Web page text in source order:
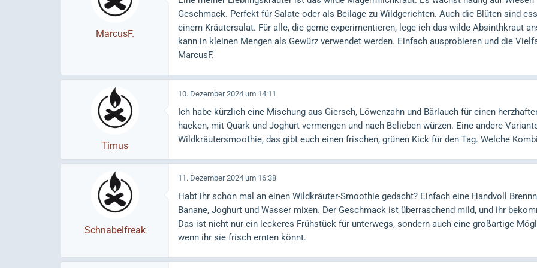
MarcusF.
Geschmack. Perfekt für Salate oder als Beilage zu Wildgerichten. Auch die Blüten sind
einem Kräutersalat. Für alle, die gerne experimentieren, lege ich das wilde Absinthkraut
kann in kleinen Mengen als Gewürz verwendet werden. Einfach ausprobieren und die
MarcusF.
Timus
10. Dezember 2024 um 14:11
Ich habe kürzlich eine Mischung aus Giersch, Löwenzahn und Bärlauch für einen
hacken, mit Quark und Joghurt vermengen und nach Belieben würzen. Eine andere
Wildkräutersmoothie, das gibt euch einen frischen, grünen Kick für den Tag. Welche
Schnabelfreak
11. Dezember 2024 um 16:38
Habt ihr schon mal an einen Wildkräuter-Smoothie gedacht? Einfach eine Handvoll
Banane, Joghurt und Wasser mixen. Der Geschmack ist überraschend mild, und ihr
Das ist nicht nur ein leckeres Frühstück für unterwegs, sondern auch eine großartige
wenn ihr sie frisch ernten könnt.